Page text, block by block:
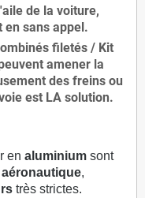
de la voiture,
en sans appel.
filetés / Kit
amener la
des freins ou
est LA solution.
en aluminium sont
,
très strictes.